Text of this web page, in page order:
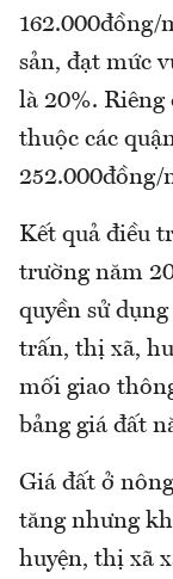
sản, đạt mức
là 20%. Riêng
thuộc các
252.000đồng/
Kết quả điều
trường năm
quyền sử
trấn, thị xã,
mối giao
bảng giá đất
Giá đất ở
tăng nhưng
huyện, thị xã